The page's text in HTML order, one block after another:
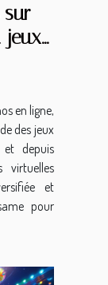
sur
jeux
en ligne,
des jeux
depuis
virtuelles
et
pour